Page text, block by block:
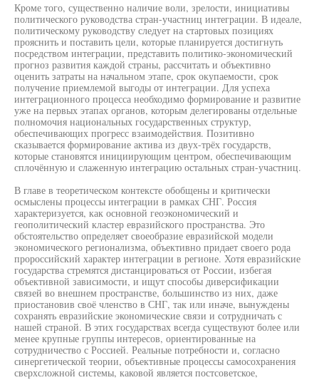
Кроме того, существенно наличие воли, зрелости, инициативы
политического руководства стран-участниц интеграции. В идеале,
политическому руководству следует на стартовых позициях
прояснить и поставить цели, которые планируется достигнуть
посредством интеграции, представить политико-экономический
прогноз развития каждой страны, рассчитать и объективно
оценить затраты на начальном этапе, срок окупаемости, срок
получение приемлемой выгоды от интеграции. Для успеха
интеграционного процесса необходимо формирование и развитие
уже на первых этапах органов, которым делегированы отдельные
полномочия национальных государственных структур,
обеспечивающих прогресс взаимодействия. Позитивно
сказывается формирование актива из двух-трёх государств,
которые становятся инициирующим центром, обеспечивающим
сплочённую и слаженную интеграцию остальных стран-участниц.
В главе в теоретическом контексте обобщены и критически
осмыслены процессы интеграции в рамках СНГ. Россия
характеризуется, как основной геоэкономический и
геополитический кластер евразийского пространства. Это
обстоятельство определяет своеобразие евразийской модели
экономического регионализма, объективно придает своего рода
пророссийский характер интеграции в регионе. Хотя евразийские
государства стремятся дистанцироваться от России, избегая
объективной зависимости, и ищут способы диверсификации
связей во внешнем пространстве, большинство из них, даже
приостановив своё членство в СНГ, так или иначе, вынуждены
сохранять евразийские экономические связи и сотрудничать с
нашей страной. В этих государствах всегда существуют более или
менее крупные группы интересов, ориентированные на
сотрудничество с Россией. Реальные потребности и, согласно
синергетической теории, объективные процессы самосохранения
сверхсложной системы, каковой является постсоветское,